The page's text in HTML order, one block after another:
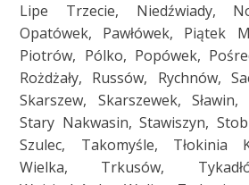
Lipe Trzecie, Niedźwiady,
Opatówek, Pawłówek, Piątek
Piotrów, Pólko, Popówek,
Rożdżały, Russów, Rychnów,
Skarszew, Skarszewek, Sławin,
Stary Nakwasin, Stawiszyn,
Szulec, Takomyśle, Tłokinia
Wielka, Trkusów,